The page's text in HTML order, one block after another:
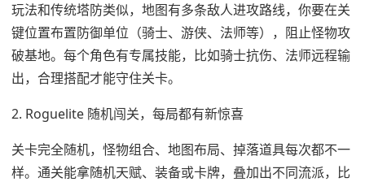
玩法和传统塔防类似，地图有多条敌人进攻路线，你要在关
键位置布置防御单位（骑士、游侠、法师等），阻止怪物攻
破基地。每个角色有专属技能，比如骑士抗伤、法师远程输
出，合理搭配才能守住关卡。
2. Roguelite 随机闯关，每局都有新惊喜
关卡完全随机，怪物组合、地图布局、掉落道具每次都不一
样。通关能拿随机天赋、装备或卡牌，叠加出不同流派，比